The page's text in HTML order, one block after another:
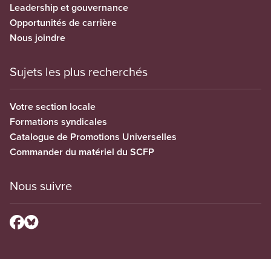
Leadership et gouvernance
Opportunités de carrière
Nous joindre
Sujets les plus recherchés
Votre section locale
Formations syndicales
Catalogue de Promotions Universelles
Commander du matériel du SCFP
Nous suivre